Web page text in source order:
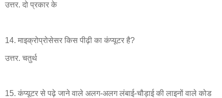
उत्तर. दो प्रकार के
14. माइक्रोप्रोसेसर किस पीढ़ी का कंप्यूटर है?
उत्तर. चतुर्थ
15. कंप्यूटर से पढ़े जाने वाले अलग-अलग लंबाई-चौड़ाई की लाइनों वाले कोड